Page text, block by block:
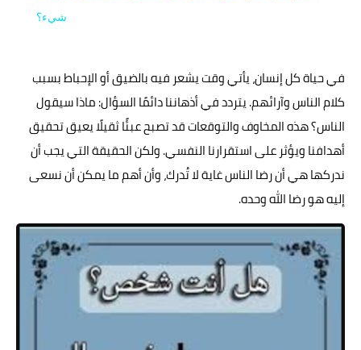
شيء؟
في حياة كل إنسان، يأتي وقت يشعر فيه بالضيق أو الإحباط بسبب
كلام الناس وآرائهم. يتردد في أذهاننا دائمًا السؤال: ماذا سيقول
الناس؟ هذه المخاوف والتوقعات قد تصبح عبئًا ثقيلًا يعيق تحقيق
أهدافنا ويؤثر على استقرارنا النفسي. ولكن الحقيقة التي يجب أن
ندركها هي أن رضا الناس غاية لا تُدرك، وأن أهم ما يمكن أن نسعى
إليه هو رضا الله وحده.